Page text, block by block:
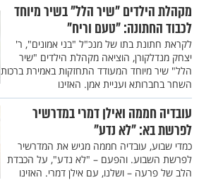
מקהלת הילדים "שיר הלל" בשיר מיוחד
לכבוד החתונה: "טעם וריח"
לקראת חתונת בתו של מנכ"ל "בני אמונים", ר'
יצחק מנדלקורן, הוציאה מקהלת הילדים "שיר
הלל" שיר מיוחד המעודד התחזקות באמירת ברכות
השחר בחברותא ועניית אמן. האזינו
עובדיה חממה ואילן דמרי במדרשיר
לפרשת בא: "לא נדע"
כמדי שבוע, עובדיה חממה מגיש את המדרשיר
לפרשת השבוע. והפעם – "לא נדע", על הכבדת
הלב של פרעה – ושלנו, עם אילן דמרי. האזינו